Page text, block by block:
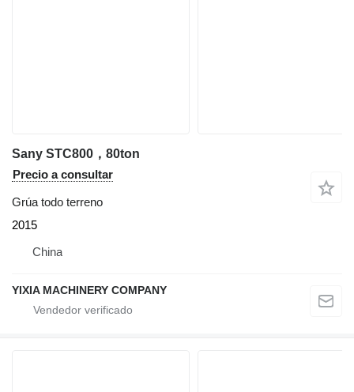
Sany STC800，80ton
Precio a consultar
Grúa todo terreno
2015
China
YIXIA MACHINERY COMPANY